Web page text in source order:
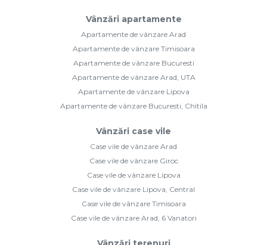
Vânzări apartamente
Apartamente de vânzare Arad
Apartamente de vânzare Timisoara
Apartamente de vânzare Bucuresti
Apartamente de vânzare Arad, UTA
Apartamente de vânzare Lipova
Apartamente de vânzare Bucuresti, Chitila
Vânzări case vile
Case vile de vânzare Arad
Case vile de vânzare Giroc
Case vile de vânzare Lipova
Case vile de vânzare Lipova, Central
Case vile de vânzare Timisoara
Case vile de vânzare Arad, 6 Vanatori